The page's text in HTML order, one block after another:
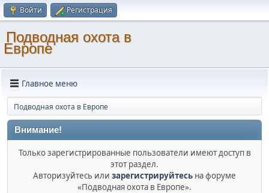
Войти Регистрация
Подводная охота в
Европе
Главное меню
Подводная охота в Европе
Внимание!
Только зарегистрированные пользователи имеют доступ в
этот раздел.
Авторизуйтесь или зарегистрируйтесь на форуме
«Подводная охота в Европе».